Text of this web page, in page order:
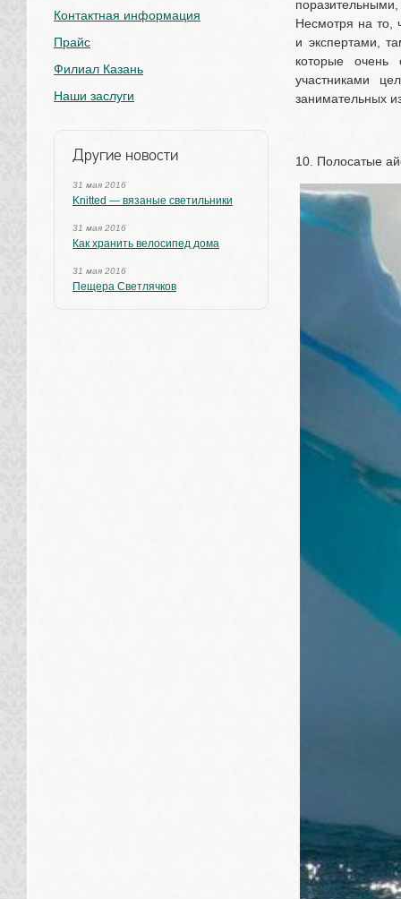
Несмотря на то,
и экспертами,
которые
участниками
занимательных
10. Полосатые
Контактная информация
Прайс
Филиал Казань
Наши заслуги
Другие новости
31 мая 2016
Knitted — вязаные светильники
31 мая 2016
Как хранить велосипед дома
31 мая 2016
Пещера Светлячков